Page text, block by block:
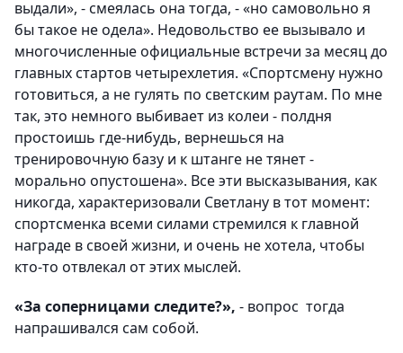
выдали», - смеялась она тогда, - «но самовольно я
бы такое не одела». Недовольство ее вызывало и
многочисленные официальные встречи за месяц до
главных стартов четырехлетия. «Спортсмену нужно
готовиться, а не гулять по светским раутам. По мне
так, это немного выбивает из колеи - полдня
простоишь где-нибудь, вернешься на
тренировочную базу и к штанге не тянет -
морально опустошена». Все эти высказывания, как
никогда, характеризовали Светлану в тот момент:
спортсменка всеми силами стремился к главной
награде в своей жизни, и очень не хотела, чтобы
кто-то отвлекал от этих мыслей.
«За соперницами следите?», - вопрос тогда
напрашивался сам собой.